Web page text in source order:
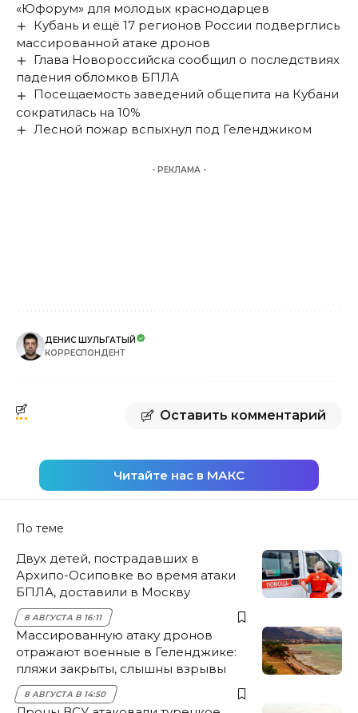
«Юфорум» для молодых краснодарцев
Кубань и ещё 17 регионов России подверглись
массированной атаке дронов
Глава Новороссийска сообщил о последствиях
падения обломков БПЛА
Посещаемость заведений общепита на Кубани
сократилась на 10%
Лесной пожар вспыхнул под Геленджиком
- РЕКЛАМА -
ДЕНИС ШУЛЬГАТЫЙ
КОРРЕСПОНДЕНТ
Оставить комментарий
Читайте нас в МАКС
По теме
Двух детей, пострадавших в
Архипо-Осиповке во время атаки
БПЛА, доставили в Москву
8 АВГУСТА В 16:11
Массированную атаку дронов
отражают военные в Геленджике:
пляжи закрыты, слышны взрывы
8 АВГУСТА В 14:50